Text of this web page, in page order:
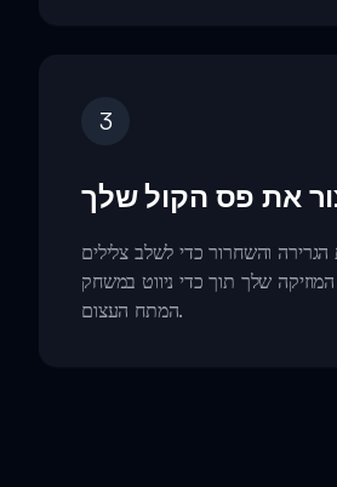
3
את פס הקול שלך
הגרירה והשחרור כדי לשלב צלילים
המוזיקה שלך תוך כדי ניווט במשחק
המתח העצום.